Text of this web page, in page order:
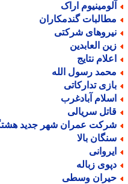
اراک
گندمکاران
شرکتی
العابدین
نتایج
رسول الله
تدارکاتی
آبادغرب
سریالی
عمران شهر جدید هشتگرد
بالا
زباله
وسطی